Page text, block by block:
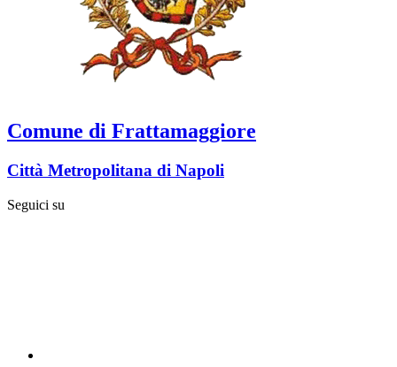
Comune di Frattamaggiore
Città Metropolitana di Napoli
Seguici su